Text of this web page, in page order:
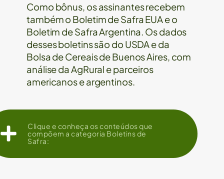
Como bônus, os assinantes recebem
também o Boletim de Safra EUA e o
Boletim de Safra Argentina. Os dados
desses boletins são do USDA e da
Bolsa de Cereais de Buenos Aires, com
análise da AgRural e parceiros
americanos e argentinos.
Clique e conheça os conteúdos que
compõem a categoria Boletins de
Safra: